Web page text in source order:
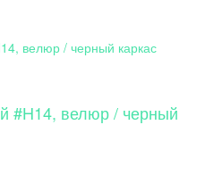
#H14, велюр / черный